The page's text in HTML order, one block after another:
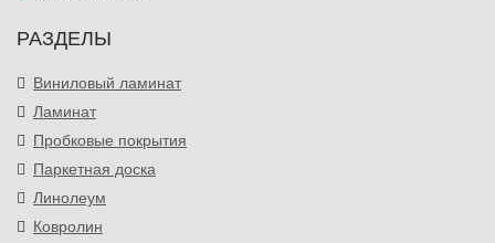
РАЗДЕЛЫ
Виниловый ламинат
Ламинат
Пробковые покрытия
Паркетная доска
Линолеум
Ковролин